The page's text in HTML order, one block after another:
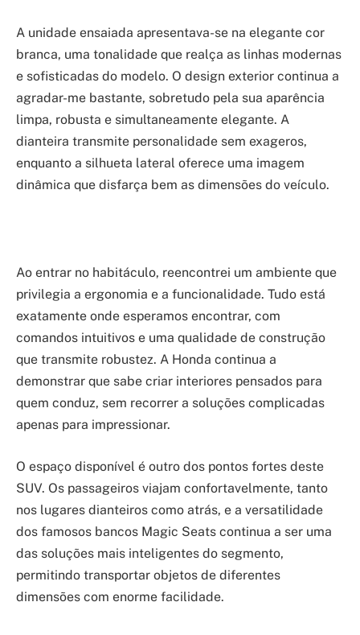
A unidade ensaiada apresentava-se na elegante cor
branca, uma tonalidade que realça as linhas modernas
e sofisticadas do modelo. O design exterior continua a
agradar-me bastante, sobretudo pela sua aparência
limpa, robusta e simultaneamente elegante. A
dianteira transmite personalidade sem exageros,
enquanto a silhueta lateral oferece uma imagem
dinâmica que disfarça bem as dimensões do veículo.
Ao entrar no habitáculo, reencontrei um ambiente que
privilegia a ergonomia e a funcionalidade. Tudo está
exatamente onde esperamos encontrar, com
comandos intuitivos e uma qualidade de construção
que transmite robustez. A Honda continua a
demonstrar que sabe criar interiores pensados para
quem conduz, sem recorrer a soluções complicadas
apenas para impressionar.
O espaço disponível é outro dos pontos fortes deste
SUV. Os passageiros viajam confortavelmente, tanto
nos lugares dianteiros como atrás, e a versatilidade
dos famosos bancos Magic Seats continua a ser uma
das soluções mais inteligentes do segmento,
permitindo transportar objetos de diferentes
dimensões com enorme facilidade.